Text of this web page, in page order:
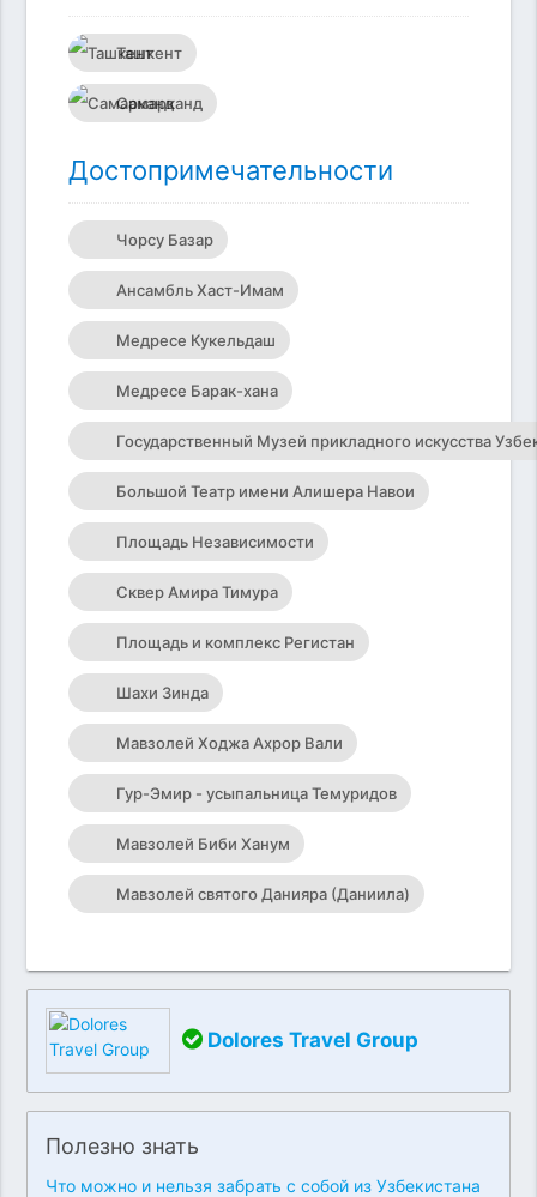
Ташкент
Самарканд
Достопримечательности
Чорсу Базар
Ансамбль Хаст-Имам
Медресе Кукельдаш
Медресе Барак-хана
Государственный Музей прикладного искусства
Большой Театр имени Алишера Навои
Площадь Независимости
Сквер Амира Тимура
Площадь и комплекс Регистан
Шахи Зинда
Мавзолей Ходжа Ахрор Вали
Гур-Эмир - усыпальница Темуридов
Мавзолей Биби Ханум
Мавзолей святого Данияра (Даниила)
Dolores Travel Group
Полезно знать
Что можно и нельзя забрать с собой из Узбекистана